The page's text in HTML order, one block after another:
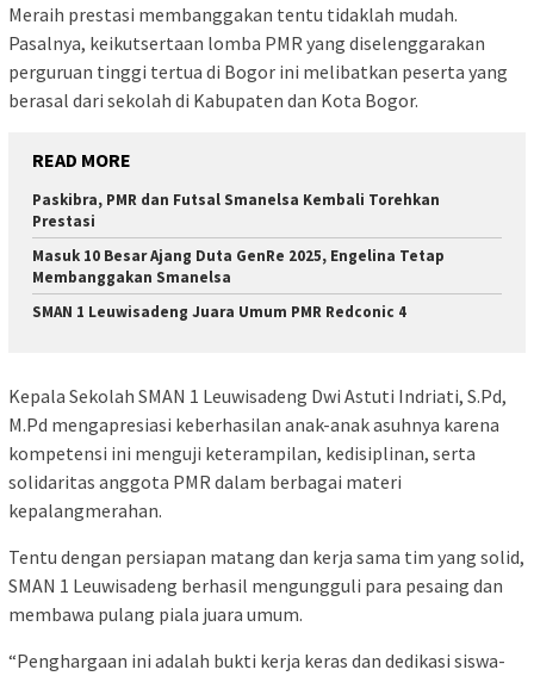
Meraih prestasi membanggakan tentu tidaklah mudah.
Pasalnya, keikutsertaan lomba PMR yang diselenggarakan
perguruan tinggi tertua di Bogor ini melibatkan peserta yang
berasal dari sekolah di Kabupaten dan Kota Bogor.
READ MORE
Paskibra, PMR dan Futsal Smanelsa Kembali Torehkan
Prestasi
Masuk 10 Besar Ajang Duta GenRe 2025, Engelina Tetap
Membanggakan Smanelsa
SMAN 1 Leuwisadeng Juara Umum PMR Redconic 4
Kepala Sekolah SMAN 1 Leuwisadeng Dwi Astuti Indriati, S.Pd,
M.Pd mengapresiasi keberhasilan anak-anak asuhnya karena
kompetensi ini menguji keterampilan, kedisiplinan, serta
solidaritas anggota PMR dalam berbagai materi
kepalangmerahan.
Tentu dengan persiapan matang dan kerja sama tim yang solid,
SMAN 1 Leuwisadeng berhasil mengungguli para pesaing dan
membawa pulang piala juara umum.
“Penghargaan ini adalah bukti kerja keras dan dedikasi siswa-